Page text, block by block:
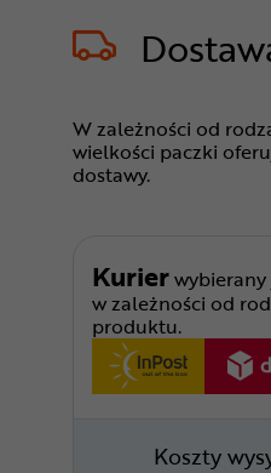
W zależności od
wielkości paczki
dostawy.
Kurier
w zależności od
produktu.
Koszty